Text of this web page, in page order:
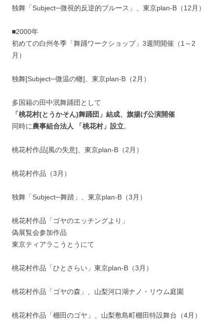
独舞「Subject─微視的反逆的ブルース」、東京plan-B（12月）
■2000年
初めての白州冬季「舞踊ワークショップ」3週間開催（1～2
月）
独舞[Subject─微温の轍]、東京plan-B（2月）
多国籍の田中泯舞踊団として
「桃花村(とうかそん)舞踊団」結成、旗揚げ公演開催
同時に農事組合法人 「桃花村」設立。
桃花村作品[風の失意]、東京plan-B（2月）
桃花村作品（3月）
独舞「Subject─舞踏」、東京plan-B（3月）
桃花村作品「ゴヤのエッチングより」
偽展覧会参加作品
東京ティアラこうとうにて
桃花村作品「ひとさらい」東京plan-B（3月）
桃花村作品「ゴヤの森」、山梨河口湖ナノ・リウム庭園
桃花村作品「棚田のゴヤ」、山梨敷島町棚田特設舞台（4月）